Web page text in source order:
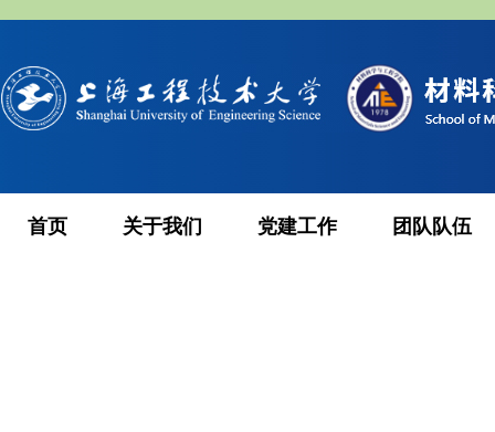
首页 关于我们 党建工作 团队队伍